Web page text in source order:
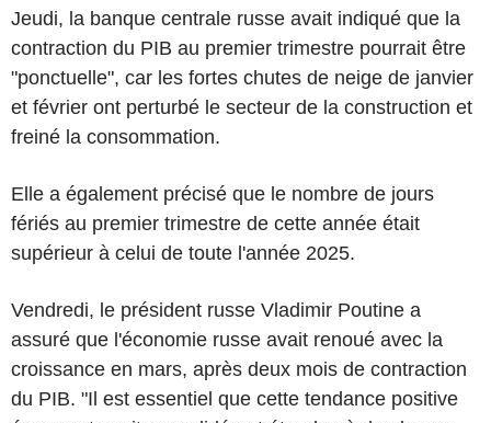
Jeudi, la banque centrale russe avait indiqué que la
contraction du PIB au premier trimestre pourrait être
"ponctuelle", car les fortes chutes de neige de janvier
et février ont perturbé le secteur de la construction et
freiné la consommation.
Elle a également précisé que le nombre de jours
fériés au premier trimestre de cette année était
supérieur à celui de toute l'année 2025.
Vendredi, le président russe Vladimir Poutine a
assuré que l'économie russe avait renoué avec la
croissance en mars, après deux mois de contraction
du PIB. "Il est essentiel que cette tendance positive